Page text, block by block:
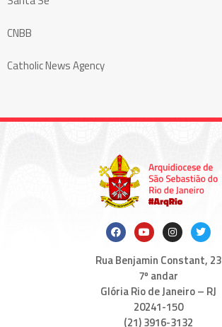
CNBB
Catholic News Agency
Rua Benjamin Constant, 23
7º andar
Glória Rio de Janeiro – RJ
20241-150
(21) 3916-3132